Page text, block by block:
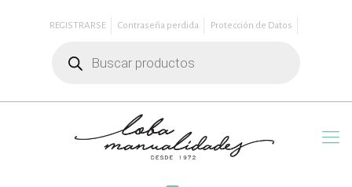
REGISTRARSE Contraseña perdida
Protección de Datos
productos